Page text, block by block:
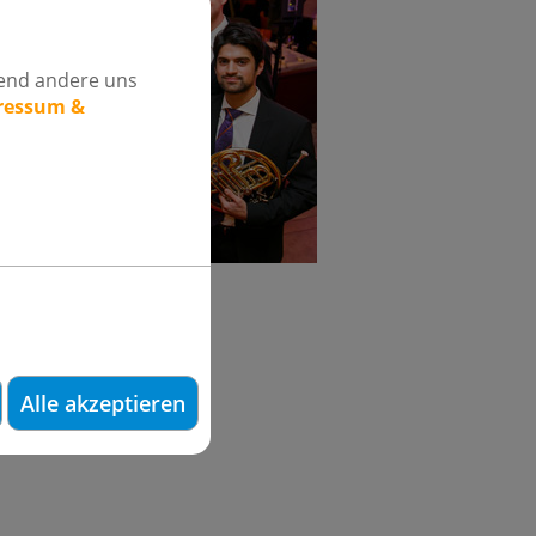
andere uns
&
Alle akzeptieren